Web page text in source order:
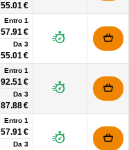
55.01 €
Entro 1
57.91 €
Da 3
55.01 €
Entro 1
92.51 €
Da 3
87.88 €
Entro 1
57.91 €
Da 3